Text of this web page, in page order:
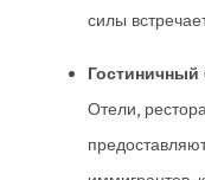
силы
Гостиничный
Отели,